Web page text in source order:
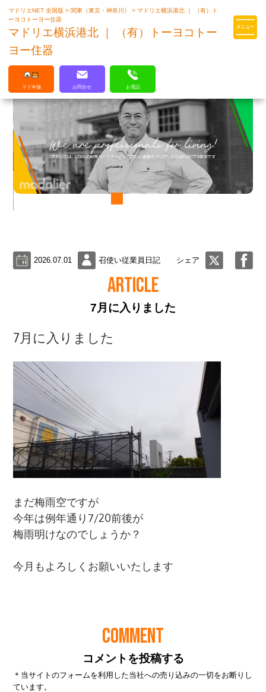
マドリエはLIXILの厳しい基準を
マドリエNET 全国版> 関東（東京・神奈川）>マドリエ横浜港北 ｜ （有）ト
ーヨコトーヨー住器
マドリエ横浜港北 ｜ （有）トーヨコトー
ヨー住器
マド本舗 お問合せ お電話
2026.07.01 召使い従業員日記 シェア
ARTICLE
7月に入りました
COMMENT
コメントを投稿する
＊当サイトのフォームを利用した当社への売り込みの一切をお断りし
ています。